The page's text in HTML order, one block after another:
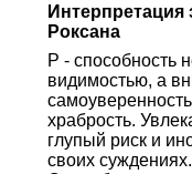
Интерпретация
Роксана
Р - способность
видимостью, а
храбрость.
глупый риск и
своих суждениях.